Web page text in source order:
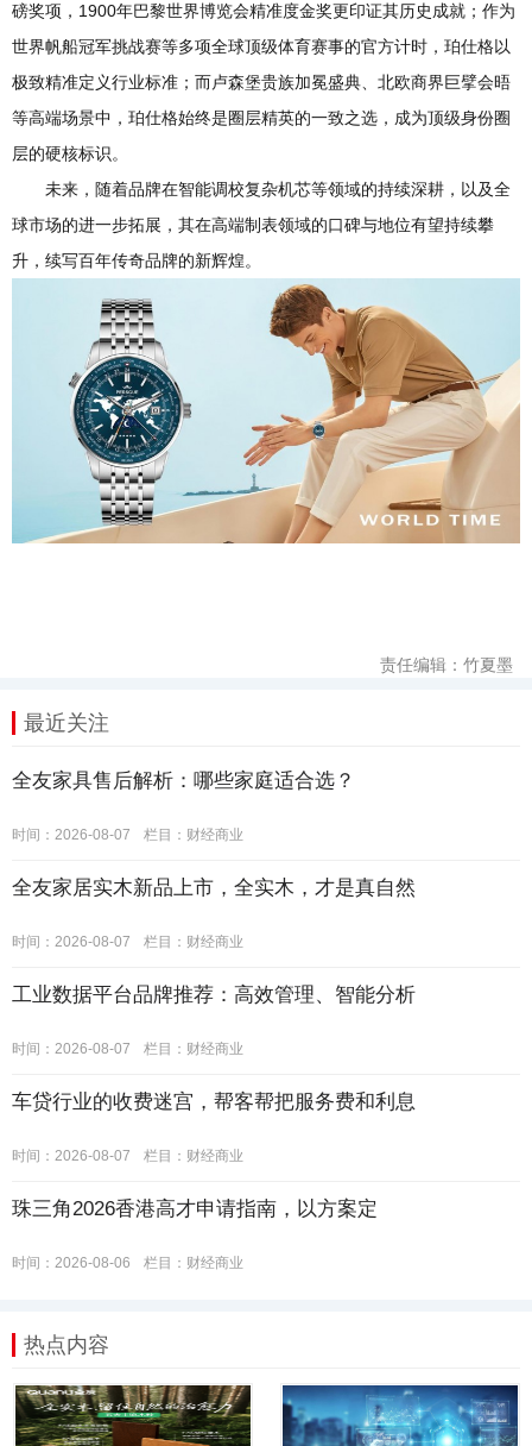
磅奖项，1900年巴黎世界博览会精准度金奖更印证其历史成就；作为
世界帆船冠军挑战赛等多项全球顶级体育赛事的官方计时，珀仕格以
极致精准定义行业标准；而卢森堡贵族加冕盛典、北欧商界巨擘会晤
等高端场景中，珀仕格始终是圈层精英的一致之选，成为顶级身份圈
层的硬核标识。
未来，随着品牌在智能调校复杂机芯等领域的持续深耕，以及全
球市场的进一步拓展，其在高端制表领域的口碑与地位有望持续攀
升，续写百年传奇品牌的新辉煌。
责任编辑：竹夏墨
最近关注
全友家具售后解析：哪些家庭适合选？
时间：2026-08-07 栏目： 财经商业
全友家居实木新品上市，全实木，才是真自然
时间：2026-08-07 栏目： 财经商业
工业数据平台品牌推荐：高效管理、智能分析
时间：2026-08-07 栏目： 财经商业
车贷行业的收费迷宫，帮客帮把服务费和利息
时间：2026-08-07 栏目： 财经商业
珠三角2026香港高才申请指南，以方案定
时间：2026-08-06 栏目： 财经商业
热点内容